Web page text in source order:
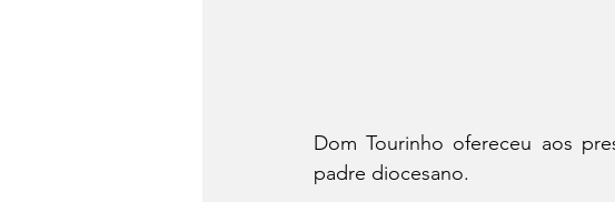
Dom Tourinho ofereceu aos
padre diocesano.